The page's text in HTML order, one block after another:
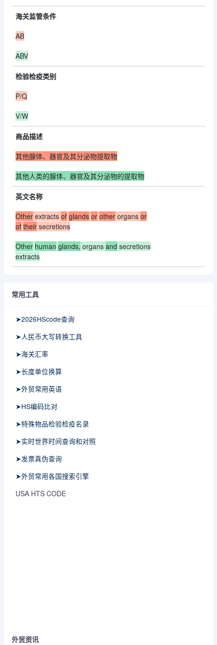
海关监管条件
AB
ABV
检验检疫类别
P/Q
V/W
商品描述
其他腺体、器官及其分泌物提取物
其他人类的腺体、器官及其分泌物的提取物
英文名称
Other extracts of glands or other organs or
of their secretions
Other human glands, organs and secretions
extracts
常用工具
➤2026HScode查询
➤人民币大写转换工具
➤海关汇率
➤长度单位换算
➤外贸常用英语
➤HS编码比对
➤特殊物品检验检疫名录
➤实时世界时间查询和对照
➤发票真伪查询
➤外贸常用各国搜索引擎
USA HTS CODE
外贸资讯